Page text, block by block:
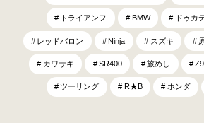
トライアンフ BMW ドゥカ
レッドバロン Ninja スズキ
カワサキ SR400 旅めし
ツーリング R★B ホンダ